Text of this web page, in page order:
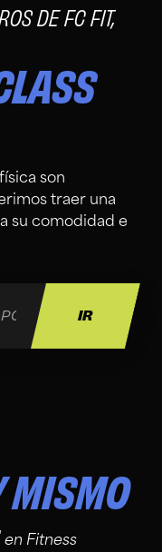
DE FC FIT,
son
traer una
su comodidad e
MISMO
en Fitness